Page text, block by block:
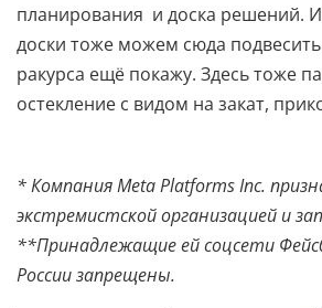
планирования и доска решений.
доски тоже можем сюда
ракурса ещё покажу. Здесь тоже
остекление с видом на закат,
* Компания Meta Platforms Inc.
экстремистской организацией и
**Принадлежащие ей соцсети
России запрещены.